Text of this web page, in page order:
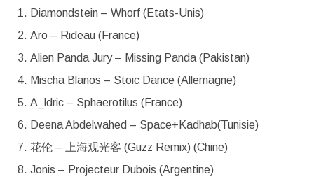
Diamondstein – Whorf (Etats-Unis)
Aro – Rideau (France)
Alien Panda Jury – Missing Panda (Pakistan)
Mischa Blanos – Stoic Dance (Allemagne)
A_ldric – Sphaerotilus (France)
Deena Abdelwahed – Space+Kadhab(Tunisie)
花伦 – 上海观光客 (Guzz Remix) (Chine)
Jonis – Projecteur Dubois (Argentine)